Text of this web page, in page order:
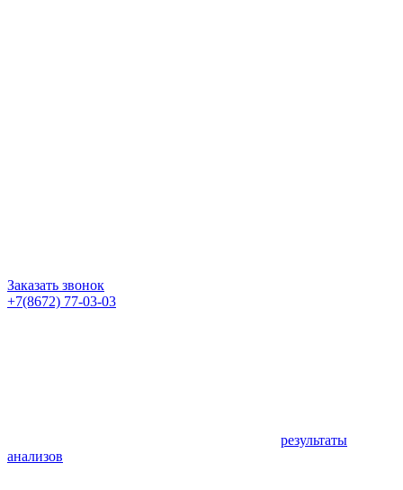
Заказать звонок
+7(8672) 77-03-03
результаты
анализов